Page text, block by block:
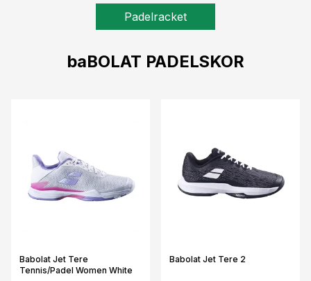
Padelracket
baBOLAT PADELSKOR
Babolat Jet Tere
Tennis/Padel Women White
Babolat Jet Tere 2